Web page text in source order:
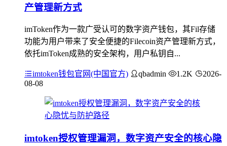
产管理新方式
imToken作为一款广受认可的数字资产钱包，其Fil存储
功能为用户带来了安全便捷的Filecoin资产管理新方式，
依托imToken成熟的安全架构，用户私钥自...
imtoken钱包官网(中国官方) qbadmin 1.2K
2026-
08-08
imtoken授权管理漏洞，数字资产安全的核心隐